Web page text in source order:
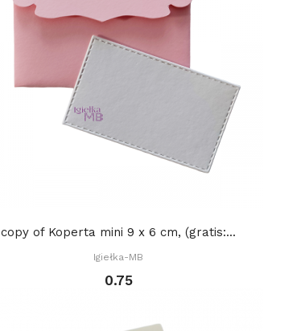
copy of Koperta mini 9 x 6 cm, (gratis:...
Igiełka-MB
0.75